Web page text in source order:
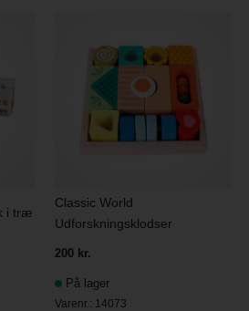
i træ
Classic World
Udforskningsklodser
200 kr.
På lager
Varenr.: 14073